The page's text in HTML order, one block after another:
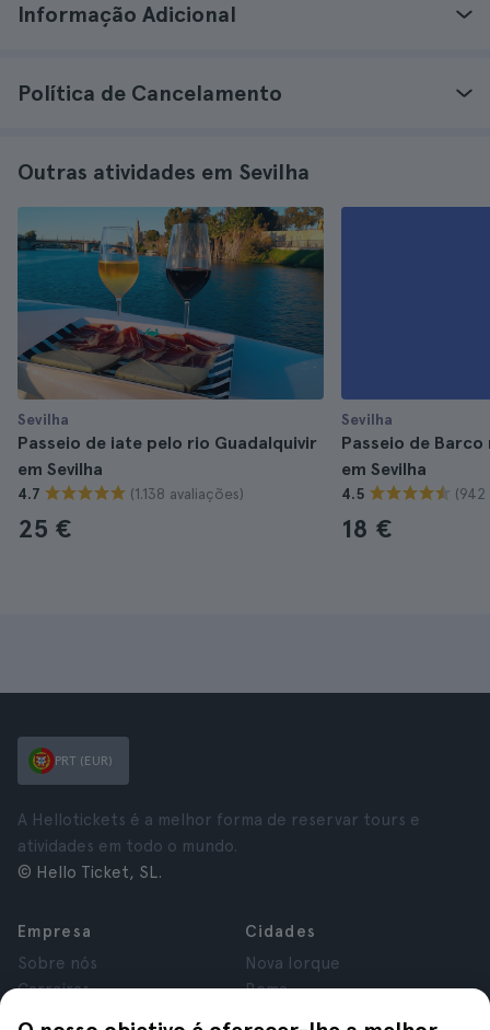
Informação Adicional
Política de Cancelamento
Outras atividades em Sevilha
Sevilha
Passeio de iate pelo rio Guadalquivir
em Sevilha
4.7 (1.138 avaliações)
25 €
Sevilha
Passeio de Barco
em Sevilha
4.5 (942
18 €
PRT (EUR)
A Hellotickets é a melhor forma de reservar tours e
atividades em todo o mundo.
© Hello Ticket, SL.
Empresa
Sobre nós
Carreiras
Cidades
Nova Iorque
Roma